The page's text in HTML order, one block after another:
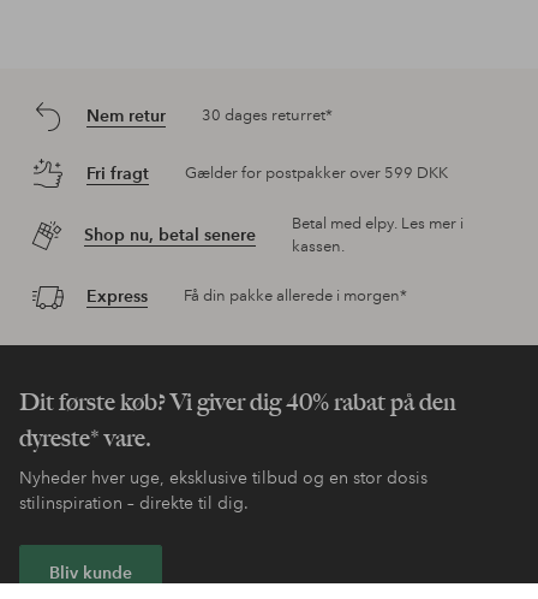
Nem retur 30 dages returret*
Fri fragt Gælder for postpakker over 599 DKK
Shop nu, betal senere
Betal med elpy. Les mer i
kassen.
Express Få din pakke allerede i morgen*
Dit første køb? Vi giver dig 40% rabat på den
dyreste* vare.
Nyheder hver uge, eksklusive tilbud og en stor dosis
stilinspiration – direkte til dig.
Bliv kunde